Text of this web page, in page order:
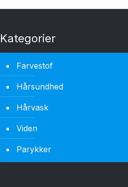
Kategorier
Farvestof
Hårsundhed
Hårvask
Viden
Parykker